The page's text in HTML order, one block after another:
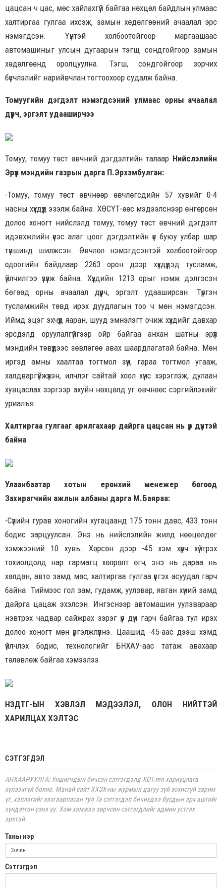
цацсан ч цас, мөс хайлахгүй байгаа нөхцөл байдлын улмаас
халтиргаа гулгаа ихсэж, замын хөдөлгөөний ачаалал эрс
нэмэгдсэн. Үүнтэй холбоотойгоор маргаашаас
автомашиныг улсын дугаарын тэгш, сондгойгоор замын
хөдөлгөөнд оролцуулна. Тэгш, сондгойгоор зорчих
бүсчлэлийг нарийвчлан тогтоохоор судалж байна.
Томуугийн дэгдэлт нэмэгдсэний улмаас орны ачаалал
дүүрч, эргэлт удааширчээ
Томуу, томуу төст өвчний дэгдэлтийн талаар Нийслэлийн
Эрүүл мэндийн газрын дарга П.Эрхэмбулган:
-Томуу, томуу төст өвчнөөр өвчлөгсдийн 57 хувийг 0-4
насны хүүхдүүд эзэлж байна. ХӨСҮТ-өөс мэдээлснээр өнгөрсөн
долоо хоногт нийслэлд томуу, томуу төст өвчний дэгдэлт
идэвхжлийн үеэс алаг цоог дэгдэлтийн үе буюу улбар шар
түвшинд шилжсэн. Өвчлөл нэмэгдсэнтэй холбоотойгоор
одоогийн байдлаар 2263 орон дээр хүүхдүүдэд тусламж,
үйлчилгээ үзүүлж байна. Хүүхдийн 1213 орыг нэмж дэлгэсэн
бөгөөд орны ачаалал дүүрч, эргэлт удааширсан. Түргэн
тусламжийн төвд ирэх дуудлагын тоо ч мөн нэмэгдсэн.
Иймд эцэг эхчүүд яаран, шууд эмнэлэгт очиж хүүхдийг давхар
эрсдэлд оруулалгүйгээр ойр байгаа анхан шатны эрүүл
мэндийн төвүүдээс зөвлөгөө авах шаардлагатай байна. Мөн
иргэд амны хаалтаа тогтмол зүүн, гараа тогтмол угааж,
халдваргүйжүүлэн, илчлэг сайтай хоол хүнс хэрэглэж, дулаан
хувцаслах зэргээр ахуйн нөхцөлд уг өвчнөөс сэргийлэхийг
уриалъя.
Халтиргаа гулгааг арилгахаар дайрга цацсан нь үр дүнтэй
байна
Улаанбаатар хотын ерөнхий менежер бөгөөд
Захирагчийн ажлын албаны дарга М.Баяраа:
-Сүүлийн гурав хоногийн хугацаанд 175 тонн давс, 433 тонн
бодис зарцуулсан. Энэ нь нийслэлийн жилд нөөцөлдөг
хэмжээний 10 хувь. Хөрсөн дээр -45 хэм хүрч хүйтрэх
тохиолдолд нар гармагц хөлрөлт өгч, энэ нь дараа нь
хөлдөн, авто замд мөс, халтиргаа гулгаа үүсгэх асуудал гарч
байна. Тиймээс гол зам, гудамж, уулзвар, явган хүний замд
дайрга цацаж эхэлсэн. Ингэснээр автомашин уулзвараар
нэвтрэх чадвар сайжрах зэрэг үр дүн гарч байгаа тул ирэх
долоо хоногт мөн үргэлжлүүлнэ. Цаашид -45-аас дээш хэмд
үйлчлэх бодис, технологийг БНХАУ-аас татаж авахаар
төлөвлөж байгаа хэмээлээ.
НЗДТГ-ЫН ХЭВЛЭЛ МЭДЭЭЛЭЛ, ОЛОН НИЙТТЭЙ
ХАРИЛЦАХ ХЭЛТЭС
СЭТГЭГДЭЛ
АНХААРУУЛГА: Уншигчдын бичсэн сэтгэгдэлд XOT.mn хариуцлага
хүлээхгүй болно. Манай сайт ХХЗХ-ны журмын дагуу зүй зохисгүй зарим
үг, хэллэгийг хязгаарласан тул Та сэтгэгдэл бичихдээ бусдын эрх ашгийг
хүндэтгэн үзнэ үү. Хэм хэмжээ зөрчсөн сэтгэгдлийг админ устгах
эрхтэй.
Таны нэр
Cэтгэгдэл